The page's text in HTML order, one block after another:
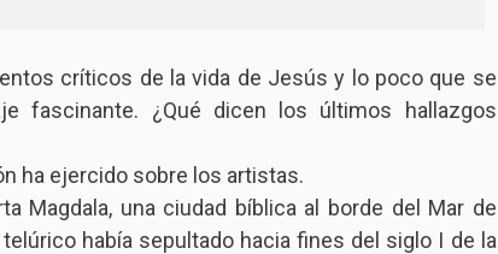
críticos de la vida de Jesús y lo poco que se
fascinante. ¿Qué dicen los últimos hallazgos
ha ejercido sobre los artistas.
Magdala, una ciudad bíblica al borde del Mar de
había sepultado hacia fines del siglo I de la